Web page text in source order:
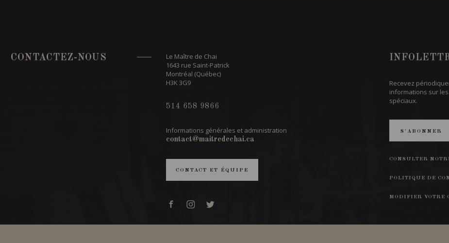
CONTACTEZ-NOUS
Le Maître de Chai
1643 rue Saint-Patrick
Montréal (Québec)
H3K 3G9
514 658 9866
Informations générales et administration
contact@maitredechai.ca
CONTACT ET ÉQUIPE
Recevez
informations sur
spéciaux.
S'ABONNER
CONSULTER
POLITIQUE DE
MODIFIER VOTRE